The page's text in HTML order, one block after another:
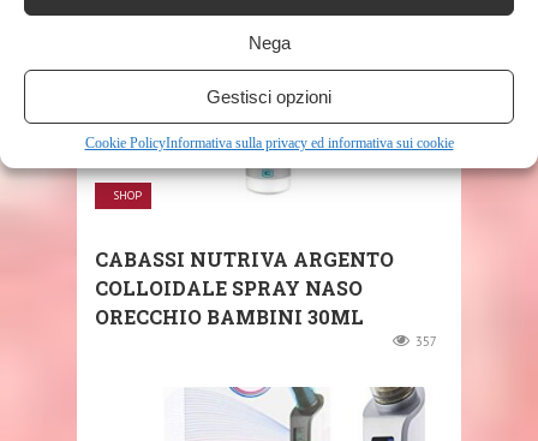
Nega
Gestisci opzioni
Cookie PolicyInformativa sulla privacy ed informativa sui cookie
SHOP
CABASSI NUTRIVA ARGENTO
COLLOIDALE SPRAY NASO
ORECCHIO BAMBINI 30ML
357